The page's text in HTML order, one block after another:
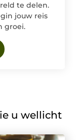
te delen.
jouw reis
groei.
u wellicht